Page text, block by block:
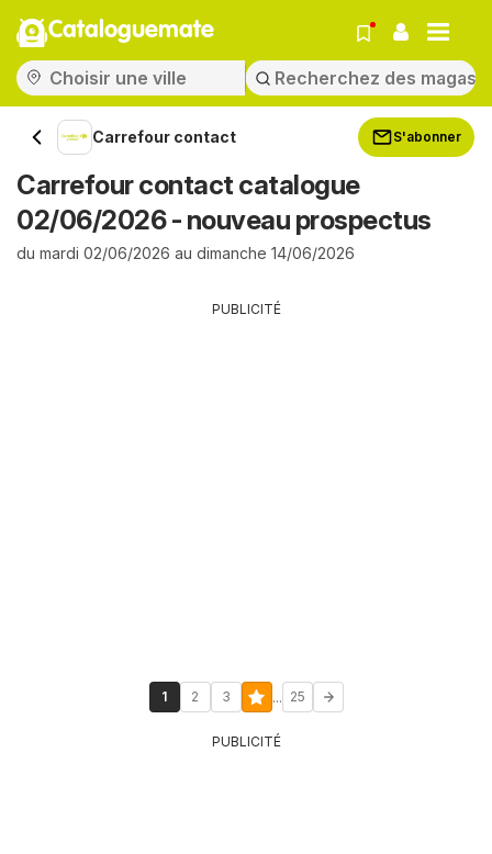
Cataloguemate
Carrefour contact S'abonner
Carrefour contact catalogue
02/06/2026 - nouveau prospectus
du mardi 02/06/2026 au dimanche 14/06/2026
PUBLICITÉ
1 2 3 ... 25
PUBLICITÉ